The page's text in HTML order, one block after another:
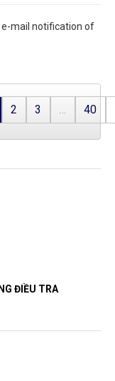
e-mail notification of
2 3 … 40
ĐIỀU TRA